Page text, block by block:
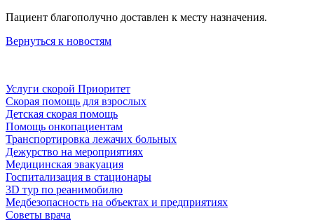
Пациент благополучно доставлен к месту назначения.
Вернуться к новостям
Услуги скорой Приоритет
Скорая помощь для взрослых
Детская скорая помощь
Помощь онкопациентам
Транспортировка лежачих больных
Дежурство на мероприятиях
Медицинская эвакуация
Госпитализация в стационары
3D тур по реанимобилю
Медбезопасность на объектах и предприятиях
Советы врача